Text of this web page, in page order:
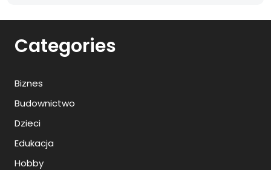
Categories
Biznes
Budownictwo
Dzieci
Edukacja
Hobby